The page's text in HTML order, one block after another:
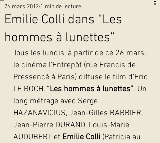
Découvrir les saisons
Emilie Colli dans “Les
hommes à lunettes”
26 mars 2012 1 min de lecture
Tous les lundis, à partir de ce 26 mars,
le cinéma l’Entrepôt (rue Francis de
Pressencé à Paris) diffuse le film d’Eric
LE ROCH, “Les hommes à lunettes”. Un
long métrage avec Serge
HAZANAVICIUS, Jean-Gilles BARBIER,
Jean-Pierre DURAND, Louis-Marie
AUDUBERT et Emilie Colli (Patricia au